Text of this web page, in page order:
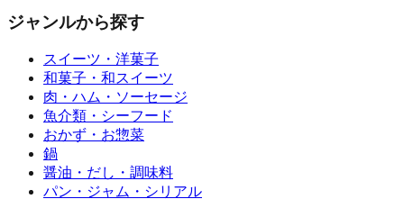
ジャンルから探す
スイーツ・洋菓子
和菓子・和スイーツ
肉・ハム・ソーセージ
魚介類・シーフード
おかず・お惣菜
鍋
醤油・だし・調味料
パン・ジャム・シリアル